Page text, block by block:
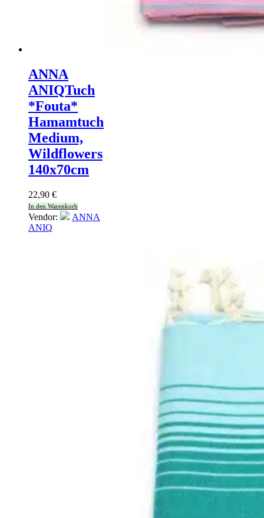
ANNA
ANIQTuch
*Fouta*
Hamamtuch
Medium,
Wildflowers
140x70cm
22,90 €
In den Warenkorb
Vendor:
ANNA
ANIQ